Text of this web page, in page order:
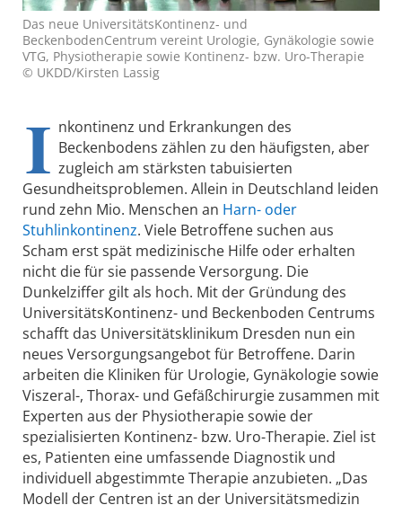
Das neue UniversitätsKontinenz- und
BeckenbodenCentrum vereint Urologie, Gynäkologie sowie
VTG, Physiotherapie sowie Kontinenz- bzw. Uro-Therapie
© UKDD/Kirsten Lassig
I nkontinenz und Erkrankungen des
Beckenbodens zählen zu den häufigsten, aber
zugleich am stärksten tabuisierten
Gesundheitsproblemen. Allein in Deutschland leiden
rund zehn Mio. Menschen an Harn- oder
Stuhlinkontinenz. Viele Betroffene suchen aus
Scham erst spät medizinische Hilfe oder erhalten
nicht die für sie passende Versorgung. Die
Dunkelziffer gilt als hoch. Mit der Gründung des
UniversitätsKontinenz- und Beckenboden Centrums
schafft das Universitätsklinikum Dresden nun ein
neues Versorgungsangebot für Betroffene. Darin
arbeiten die Kliniken für Urologie, Gynäkologie sowie
Viszeral-, Thorax- und Gefäßchirurgie zusammen mit
Experten aus der Physiotherapie sowie der
spezialisierten Kontinenz- bzw. Uro-Therapie. Ziel ist
es, Patienten eine umfassende Diagnostik und
individuell abgestimmte Therapie anzubieten. „Das
Modell der Centren ist an der Universitätsmedizin